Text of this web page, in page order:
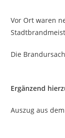
Vor Ort waren
Die
Ergänzend
Auszug aus